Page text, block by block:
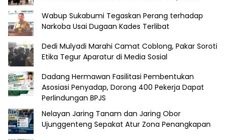
Wabup Sukabumi Tegaskan Perang terhadap
Narkoba Usai Dugaan Kades Terlibat
Dedi Mulyadi Marahi Camat Coblong, Pakar Soroti
Etika Tegur Aparatur di Media Sosial
Dadang Hermawan Fasilitasi Pembentukan
Asosiasi Penyadap, Dorong 400 Pekerja Dapat
Perlindungan BPJS
Nelayan Jaring Tanam dan Jaring Obor
Ujunggenteng Sepakat Atur Zona Penangkapan